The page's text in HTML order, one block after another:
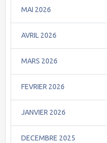
MAI 2026
AVRIL 2026
MARS 2026
FEVRIER 2026
JANVIER 2026
DECEMBRE 2025